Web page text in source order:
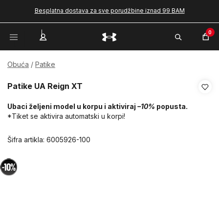
Besplatna dostava za sve porudžbine iznad 99 BAM
0
Obuća Patike
Patike UA Reign XT
Ubaci željeni model u korpu i aktiviraj –10% popusta.
*Tiket se aktivira automatski u korpi!
Šifra artikla: 6005926-100